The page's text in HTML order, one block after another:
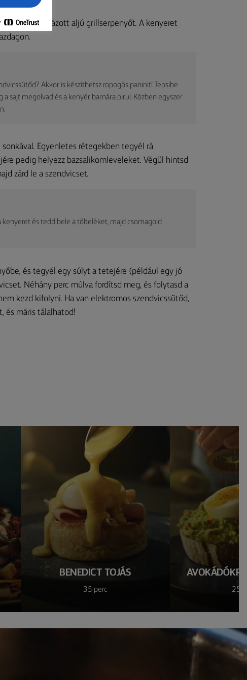
méretű, bordázott aljú grillserpenyőt. A kenyeret
Akkor is készíthetsz ropogós paninit! Tepsibe
sajt megolvad és a kenyér barnára pirul. Közben egyszer
Egyenletes rétegekben tegyél rá
pedig helyezz bazsalikomleveleket. Végül hintsd
zárd le a szendvicset.
kenyeret és tedd bele a tölteléket, majd csomagold
és tegyél egy súlyt a tetejére (például egy jó
Néhány perc múlva fordítsd meg, és folytasd a
kezd kifolyni. Ha van elektromos szendvicssütőd,
és máris tálalhatod!
BENEDICT TOJÁS
35 perc 25